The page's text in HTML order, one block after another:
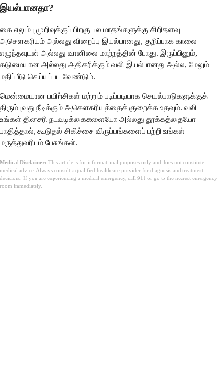
இயல்பானதா?
கை எலும்பு முறிவுக்குப் பிறகு பல மாதங்களுக்கு சிறிதளவு
அசௌகரியம் அல்லது விறைப்பு இயல்பானது, குறிப்பாக காலை
எழுந்தவுடன் அல்லது வானிலை மாற்றத்தின் போது. இருப்பினும்,
கடுமையான அல்லது அதிகரிக்கும் வலி இயல்பானது அல்ல, மேலும்
மதிப்பீடு செய்யப்பட வேண்டும்.
மென்மையான பயிற்சிகள் மற்றும் படிப்படியாக செயல்பாடுகளுக்குத்
திரும்புவது நீடிக்கும் அசௌகரியத்தைக் குறைக்க உதவும். வலி
உங்கள் தினசரி நடவடிக்கைகளையோ அல்லது தூக்கத்தையோ
பாதித்தால், கூடுதல் சிகிச்சை விருப்பங்களைப் பற்றி உங்கள்
மருத்துவரிடம் பேசுங்கள்.
Medical Disclaimer: This article is for informational purposes only and does not constitute
medical advice. Always consult a qualified healthcare provider for diagnosis and treatment
decisions. If you are experiencing a medical emergency, call 911 or go to the nearest emergency
room immediately.